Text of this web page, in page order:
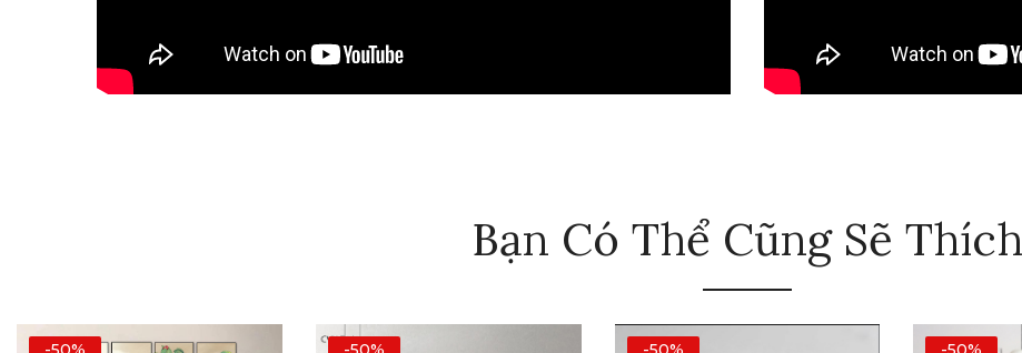
Bạn Có Thể Cũng Sẽ Thích